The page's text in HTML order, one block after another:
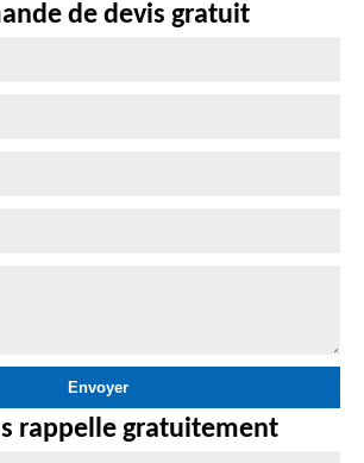
de devis gratuit
rappelle gratuitement